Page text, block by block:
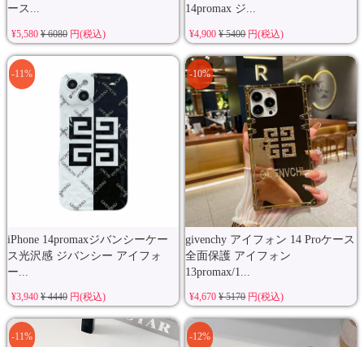
ース...
¥5,580 ¥ 6080円(税込)
14promax ジ...
¥4,900¥ 5400円(税込)
iPhone 14promaxジバンシーケー
ス光沢感 ジバンシー アイフォ
ー...
-11%
¥3,940 ¥ 4440円(税込)
givenchy アイフォン 14 Proケース
全面保護 アイフォン
13promax/1...
-10%
¥4,670¥ 5170円(税込)
-11% -12%